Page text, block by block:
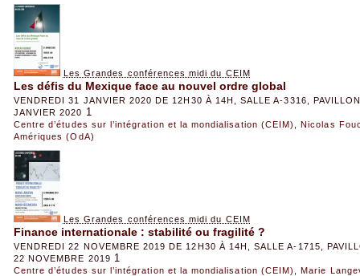
Les Grandes conférences midi du CEIM
Les défis du Mexique face au nouvel ordre global
VENDREDI 31 JANVIER 2020 DE 12H30 À 14H, SALLE A-3316,
JANVIER 2020 1
Centre d’études sur l’intégration et la mondialisation (CEIM) ,Nicolas
Amériques (OdA)
Les Grandes conférences midi du CEIM
Finance internationale : stabilité ou fragilité ?
VENDREDI 22 NOVEMBRE 2019 DE 12H30 À 14H, SALLE A-1715,
22 NOVEMBRE 2019 1
Centre d’études sur l’intégration et la mondialisation (CEIM) ,Marie